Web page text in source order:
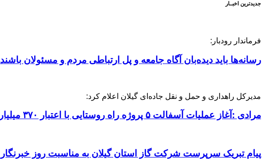
جدیدترین اخبــار
فرماندار رودبار:
رسانه‌ها باید دیده‌بان آگاه جامعه و پل ارتباطی مردم و مسئولان باشند
مدیرکل راهداری و حمل‌ و نقل جاده‌ای گیلان اعلام کرد:
مرادی :آغاز عملیات آسفالت ۵ پروژه راه ‌روستایی با اعتبار ۳۷۰ میلیاردی در گیلان
پیام تبریک سرپرست شرکت گاز استان گیلان به مناسبت روز خبرنگار